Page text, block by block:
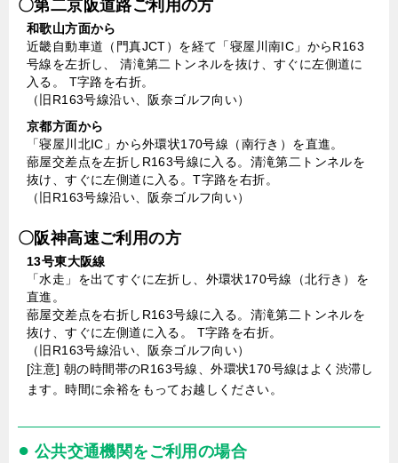
〇第二京阪道路ご利用の方
和歌山方面から
近畿自動車道（門真JCT）を経て「寝屋川南IC」からR163
号線を左折し、 清滝第二トンネルを抜け、すぐに左側道に
入る。 T字路を右折。
（旧R163号線沿い、阪奈ゴルフ向い）
京都方面から
「寝屋川北IC」から外環状170号線（南行き）を直進。
蔀屋交差点を左折しR163号線に入る。清滝第二トンネルを
抜け、すぐに左側道に入る。T字路を右折。
（旧R163号線沿い、阪奈ゴルフ向い）
〇阪神高速ご利用の方
13号東大阪線
「水走」を出てすぐに左折し、外環状170号線（北行き）を
直進。
蔀屋交差点を右折しR163号線に入る。清滝第二トンネルを
抜け、すぐに左側道に入る。 T字路を右折。
（旧R163号線沿い、阪奈ゴルフ向い）
[注意] 朝の時間帯のR163号線、外環状170号線はよく渋滞し
ます。時間に余裕をもってお越しください。
● 公共交通機関をご利用の場合